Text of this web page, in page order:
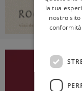
la tua
nostro